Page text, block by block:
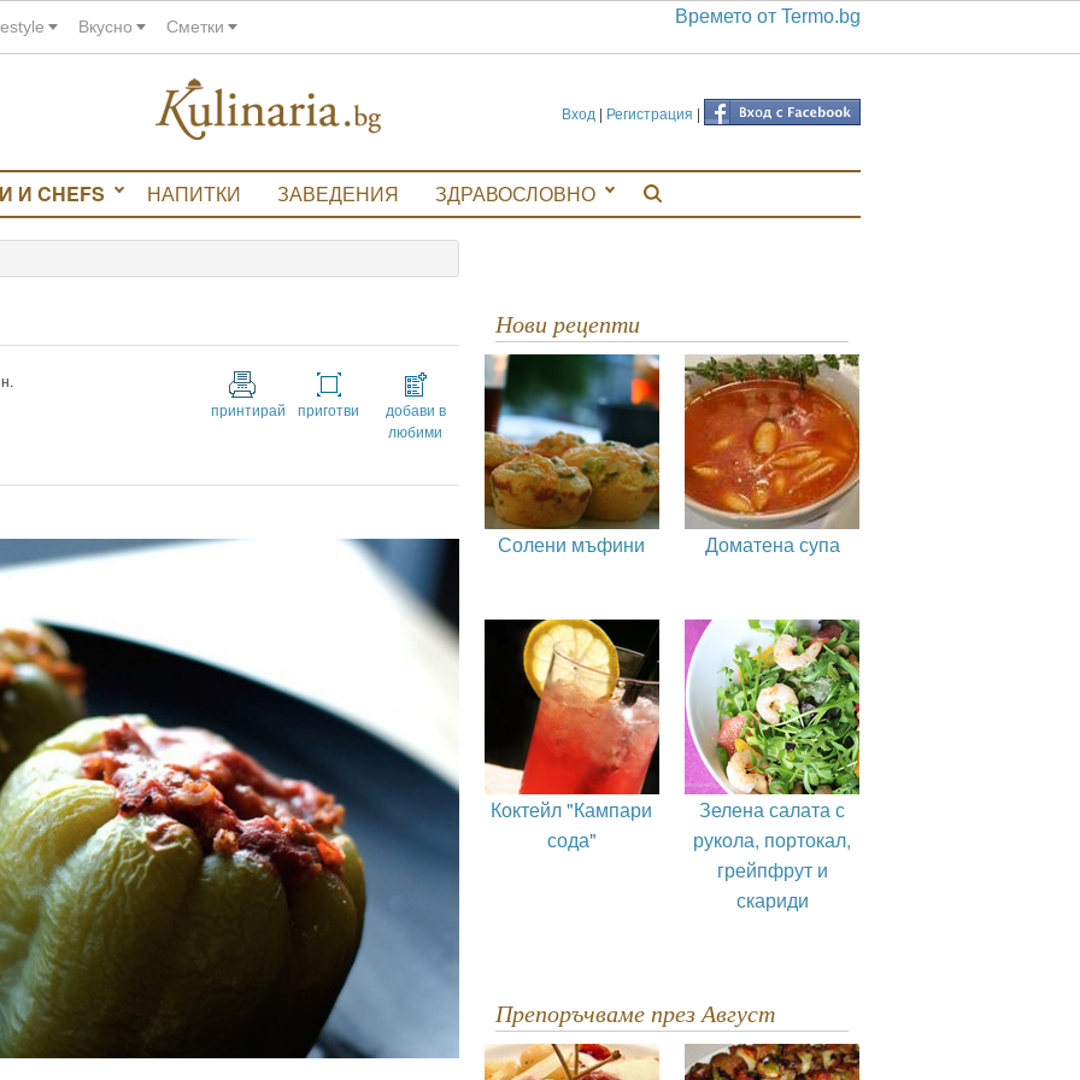
Вкусно Сметки Времето от Termo.bg
Вход | Регистрация |
И CHEFS НАПИТКИ ЗАВЕДЕНИЯ ЗДРАВОСЛОВНО
принтирай приготви
добави в
любими
Нови рецепти
Солени мъфини Доматена супа
Коктейл "Кампари
сода"
Зелена салата с
рукола, портокал,
грейпфрут и
скариди
Препоръчваме през Август